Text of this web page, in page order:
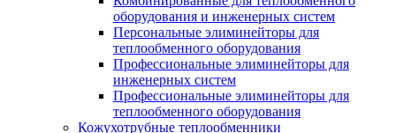
оборудования и инженерных систем
Персональные элиминейторы для
теплообменного оборудования
Профессиональные элиминейторы для
инженерных систем
Профессиональные элиминейторы для
теплообменного оборудования
Кожухотрубные теплообменники